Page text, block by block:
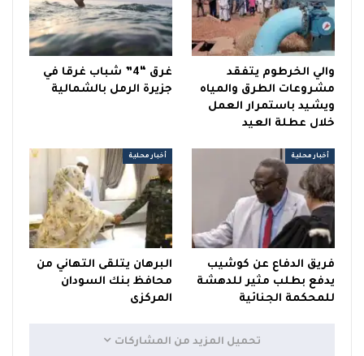
والي الخرطوم يتفقد
مشروعات الطرق والمياه
ويشيد باستمرار العمل
خلال عطلة العيد
غرق “4” شباب غرقا في
جزيرة الرمل بالشمالية
أخبار محلية
فريق الدفاع عن كوشيب
يدفع بطلب مثير للدهشة
للمحكمة الجنائية
أخبار محلية
البرهان يتلقى التهاني من
محافظ بنك السودان
المركزى
تحميل المزيد من المشاركات